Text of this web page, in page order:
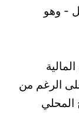
- وهو
الرغم من
المحلي